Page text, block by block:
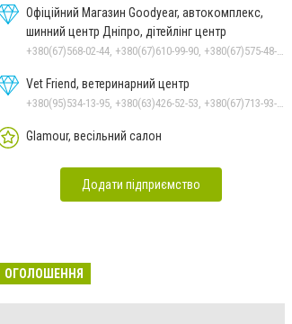
Офіційний Магазин Goodyear, автокомплекс,
шинний центр Дніпро, дітейлінг центр
Vet Friend, ветеринарний центр
Glamour, весільний салон
Додати підприємство
ОГОЛОШЕННЯ